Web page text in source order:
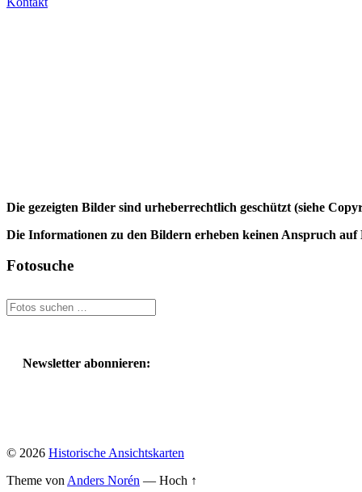
Die gezeigten Bilder sind urheberrechtlich geschützt (siehe
Die Informationen zu den Bildern erheben keinen Anspruch
Fotosuche
Suchen
Newsletter abonnieren:
© 2026 Historische Ansichtskarten
Theme von Anders Norén — Hoch ↑